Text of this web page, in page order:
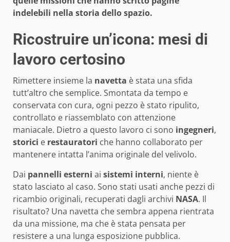
indelebili nella storia dello spazio.
Ricostruire un’icona: mesi di
lavoro certosino
Rimettere insieme la navetta è stata una sfida
tutt’altro che semplice. Smontata da tempo e
conservata con cura, ogni pezzo è stato ripulito,
controllato e riassemblato con attenzione
maniacale. Dietro a questo lavoro ci sono ingegneri,
storici e restauratori che hanno collaborato per
mantenere intatta l’anima originale del velivolo.
Dai pannelli esterni ai sistemi interni, niente è
stato lasciato al caso. Sono stati usati anche pezzi di
ricambio originali, recuperati dagli archivi NASA. Il
risultato? Una navetta che sembra appena rientrata
da una missione, ma che è stata pensata per
resistere a una lunga esposizione pubblica.